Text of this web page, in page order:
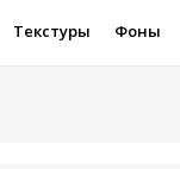
Текстуры Фоны